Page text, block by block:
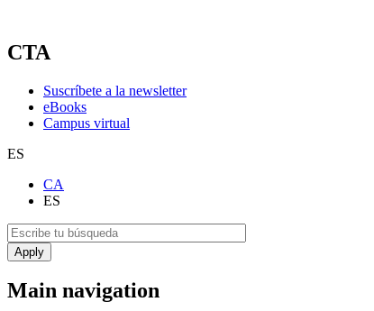
CTA
Suscríbete a la newsletter
eBooks
Campus virtual
ES
CA
ES
Main navigation